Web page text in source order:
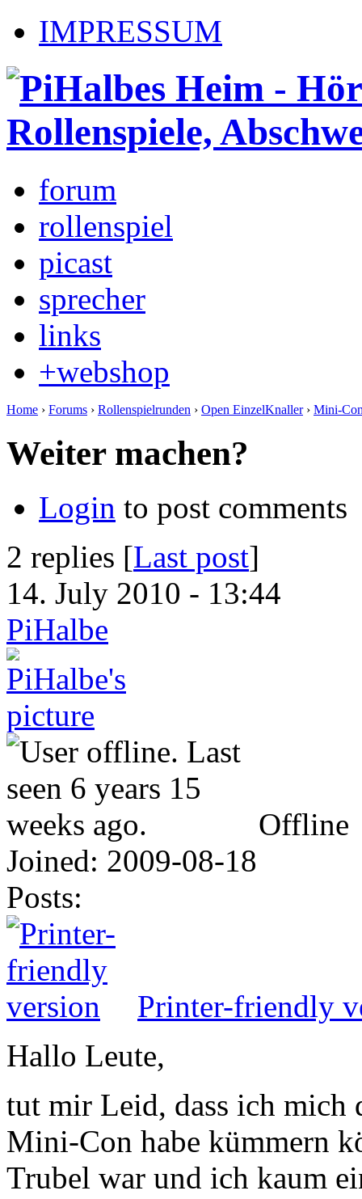
IMPRESSUM
forum
rollenspiel
picast
sprecher
links
+webshop
Home › Forums › Rollenspielrunden › Open EinzelKnaller› Mini-
Weiter machen?
Login to post comments
2 replies [Last post]
14. July 2010 - 13:44
PiHalbe
Offline
Joined: 2009-08-18
Posts:
Printer-friendly
Hallo Leute,
tut mir Leid, dass ich mich
Mini-Con habe kümmern
Trubel war und ich kaum